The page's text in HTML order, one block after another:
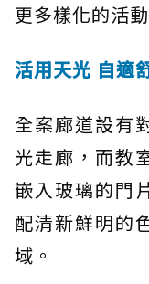
更多樣化的活
活用天光 自適
全案廊道設有
光走廊，而教
嵌入玻璃的門
配清新鮮明的
域。